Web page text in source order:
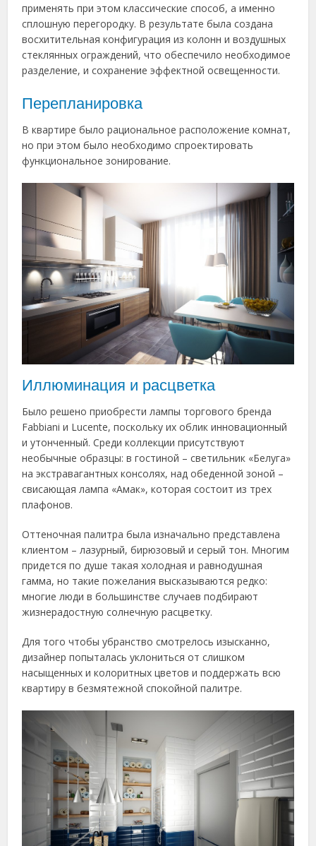
применять при этом классические способ, а именно
сплошную перегородку. В результате была создана
восхитительная конфигурация из колонн и воздушных
стеклянных ограждений, что обеспечило необходимое
разделение, и сохранение эффектной освещенности.
Перепланировка
В квартире было рациональное расположение комнат,
но при этом было необходимо спроектировать
функциональное зонирование.
Иллюминация и расцветка
Было решено приобрести лампы торгового бренда
Fabbiani и Lucente, поскольку их облик инновационный
и утонченный. Среди коллекции присутствуют
необычные образцы: в гостиной – светильник «Белуга»
на экстравагантных консолях, над обеденной зоной –
свисающая лампа «Амак», которая состоит из трех
плафонов.
Оттеночная палитра была изначально представлена
клиентом – лазурный, бирюзовый и серый тон. Многим
придется по душе такая холодная и равнодушная
гамма, но такие пожелания высказываются редко:
многие люди в большинстве случаев подбирают
жизнерадостную солнечную расцветку.
Для того чтобы убранство смотрелось изысканно,
дизайнер попыталась уклониться от слишком
насыщенных и колоритных цветов и поддержать всю
квартиру в безмятежной спокойной палитре.